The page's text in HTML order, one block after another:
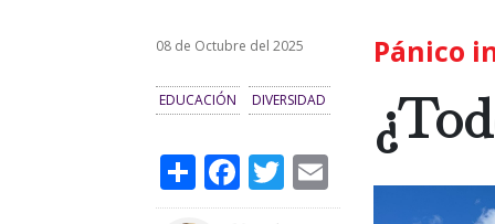
08 de Octubre del 2025
EDUCACIÓN DIVERSIDAD
ShareFacebook
Twitter
Email
Pánico